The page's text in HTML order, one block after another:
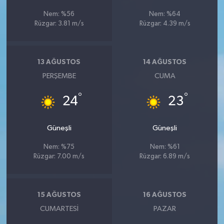
Nem: %56
Rüzgar: 3.81 m/s
Nem: %64
Rüzgar: 4.39 m/s
13 AĞUSTOS
PERŞEMBE
24°
Güneşli
Nem: %75
Rüzgar: 7.00 m/s
14 AĞUSTOS
CUMA
23°
Güneşli
Nem: %61
Rüzgar: 6.89 m/s
15 AĞUSTOS
CUMARTESI
16 AĞUSTOS
PAZAR